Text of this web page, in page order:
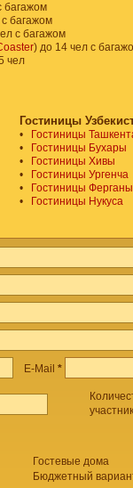
багажом
багажом
с багажом
) до 14 чел с
чел
Гостиницы
•
Гостиницы
•
Гостиницы Бухары
•
Гостиницы Хивы
•
Гостиницы Ургенча
•
Гостиницы Ферганы
•
Гостиницы Нукуса
E-Mail *
Гостевые дома
Бюджетный